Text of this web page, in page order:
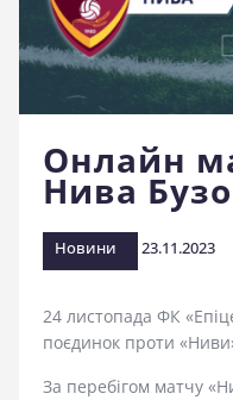
Фото
Історія
Клуб
Фан-шоп
Правила
стадіоні
Онлайн
Нива
Новини 23.11.2023
24 листопада ФК
поєдинок проти
За перебігом матчу